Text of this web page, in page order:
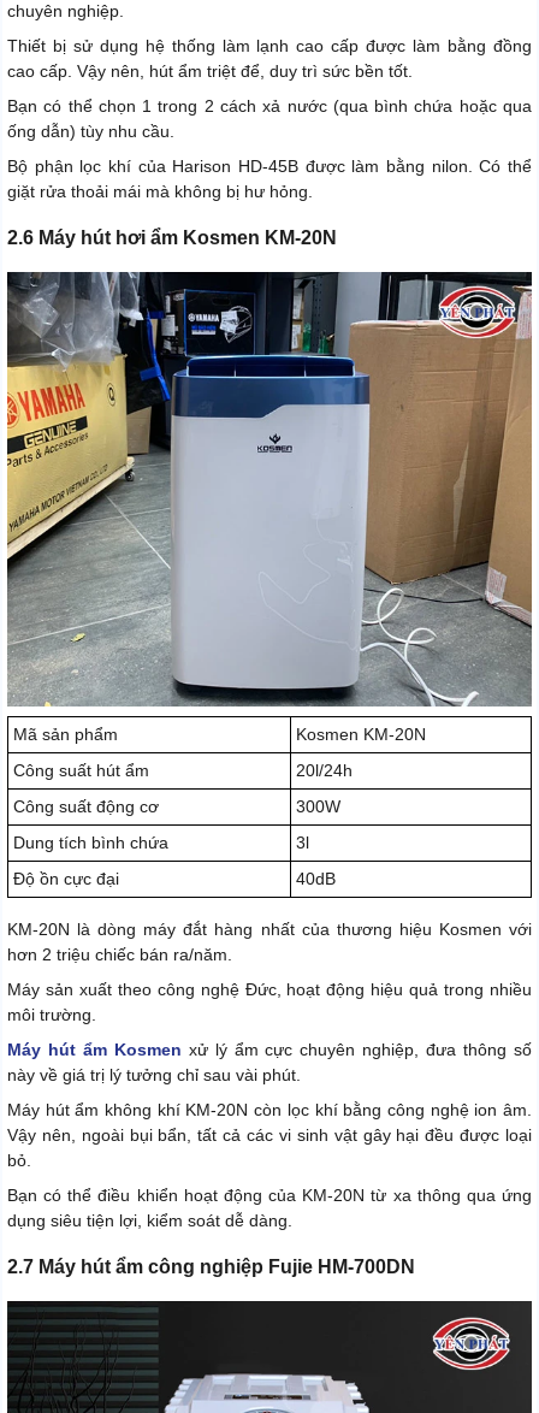
chuyên nghiệp.
Thiết bị sử dụng hệ thống làm lạnh cao cấp được làm bằng đồng
cao cấp. Vậy nên, hút ẩm triệt để, duy trì sức bền tốt.
Bạn có thể chọn 1 trong 2 cách xả nước (qua bình chứa hoặc qua
ống dẫn) tùy nhu cầu.
Bộ phận lọc khí của Harison HD-45B được làm bằng nilon. Có thể
giặt rửa thoải mái mà không bị hư hỏng.
2.6 Máy hút hơi ẩm Kosmen KM-20N
Mã sản phẩm
Kosmen KM-20N
Công suất hút ẩm
20l/24h
Công suất động cơ
300W
Dung tích bình chứa
3l
Độ ồn cực đại
40dB
KM-20N là dòng máy đắt hàng nhất của thương hiệu Kosmen với
hơn 2 triệu chiếc bán ra/năm.
Máy sản xuất theo công nghệ Đức, hoạt động hiệu quả trong nhiều
môi trường.
Máy hút ẩm Kosmen xử lý ẩm cực chuyên nghiệp, đưa thông số
này về giá trị lý tưởng chỉ sau vài phút.
Máy hút ẩm không khí KM-20N còn lọc khí bằng công nghệ ion âm.
Vậy nên, ngoài bụi bẩn, tất cả các vi sinh vật gây hại đều được loại
bỏ.
Bạn có thể điều khiển hoạt động của KM-20N từ xa thông qua ứng
dụng siêu tiện lợi, kiểm soát dễ dàng.
2.7 Máy hút ẩm công nghiệp Fujie HM-700DN